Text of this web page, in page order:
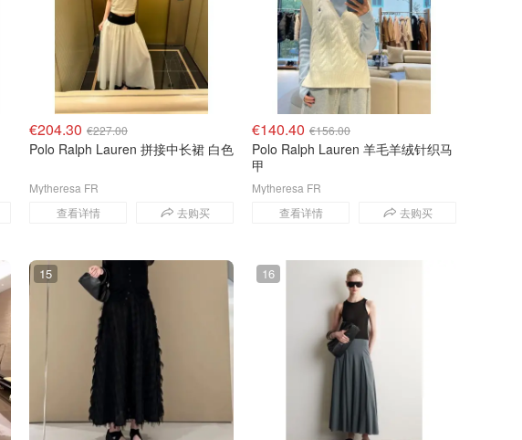
€204.30 €227.00
Polo Ralph Lauren 拼接中长裙 白色
查看详情 去购买
Mytheresa FR
€140.40 €156.00
Polo Ralph Lauren 羊毛羊绒针织马
甲
查看详情 去购买
Mytheresa FR
15 16